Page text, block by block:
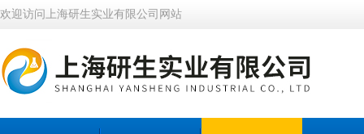
欢迎访问上海研生实业有限公司网站